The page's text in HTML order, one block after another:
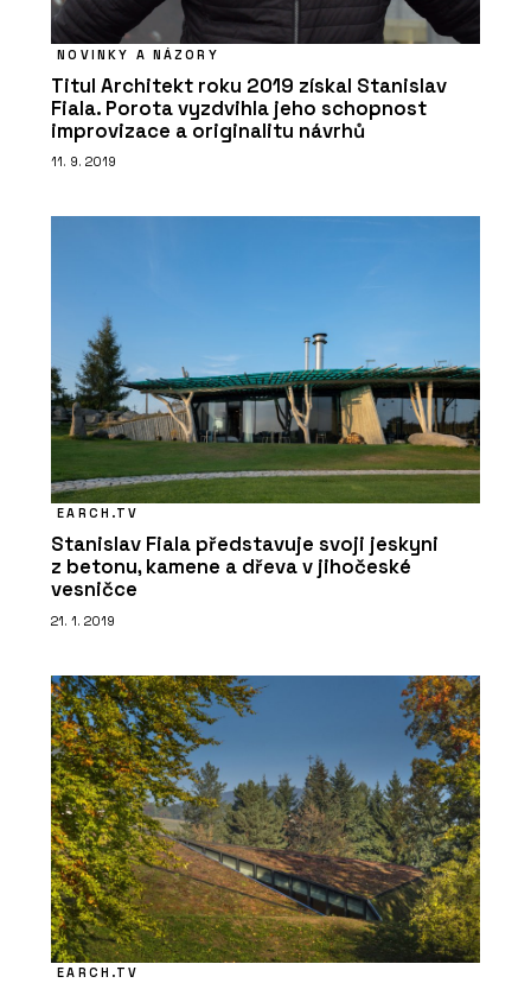
Řešení sporů a arbitráže - SNTD
SLUŽBY
ČLÁNKY
Smlouva o dílo se stavební firmou.
Hlavní je definovat, co chcete
NOVINKY A NÁZORY
Titul Architekt roku 2019 získal Stanislav
Fiala. Porota vyzdvihla jeho schopnost
improvizace a originalitu návrhů
11. 9. 2019
EARCH.TV
Stanislav Fiala představuje svoji jeskyni
z betonu, kamene a dřeva v jihočeské
vesničce
21. 1. 2019
EARCH.TV